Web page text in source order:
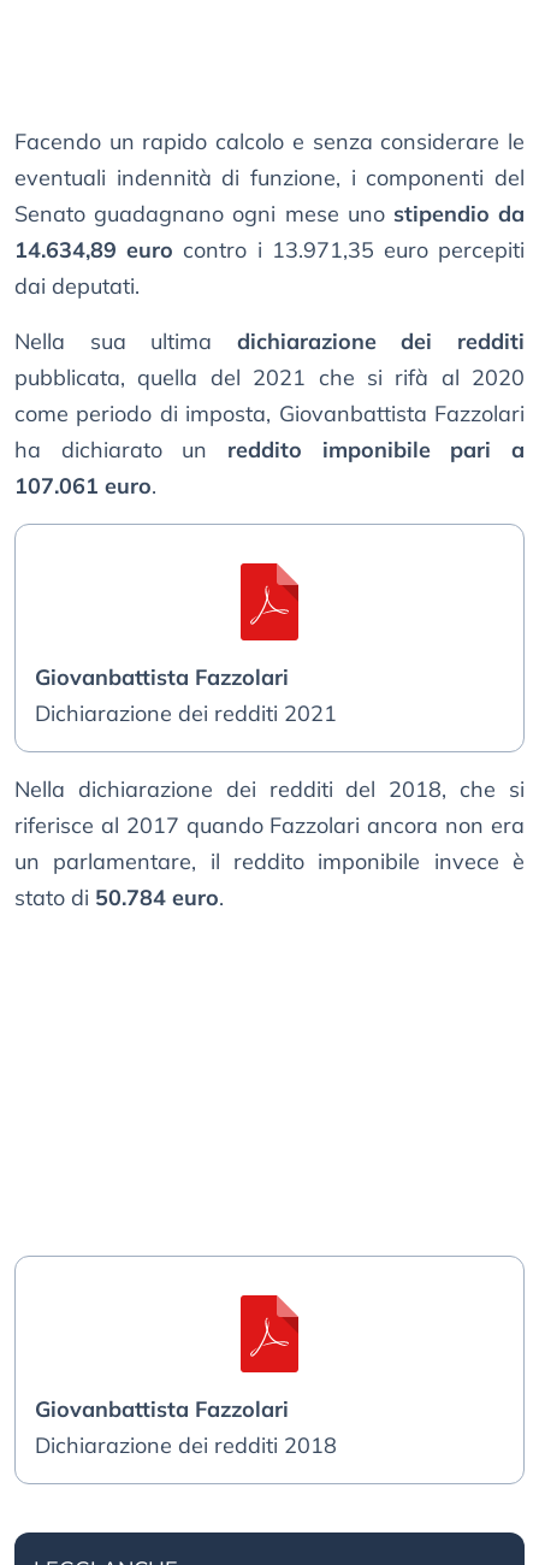
Facendo un rapido calcolo e senza considerare le
eventuali indennità di funzione, i componenti del
Senato guadagnano ogni mese uno stipendio da
14.634,89 euro contro i 13.971,35 euro percepiti
dai deputati.
Nella sua ultima dichiarazione dei redditi
pubblicata, quella del 2021 che si rifà al 2020
come periodo di imposta, Giovanbattista Fazzolari
ha dichiarato un reddito imponibile pari a
107.061 euro.
Giovanbattista Fazzolari
Dichiarazione dei redditi 2021
Nella dichiarazione dei redditi del 2018, che si
riferisce al 2017 quando Fazzolari ancora non era
un parlamentare, il reddito imponibile invece è
stato di 50.784 euro.
Giovanbattista Fazzolari
Dichiarazione dei redditi 2018